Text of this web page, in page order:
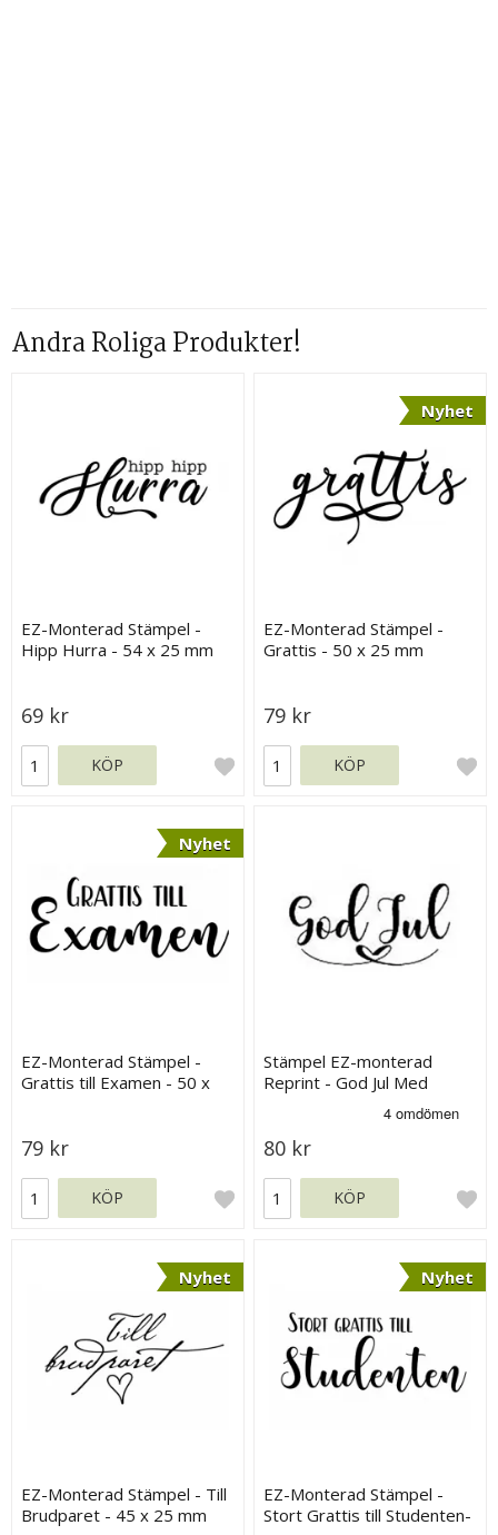
Andra Roliga Produkter!
EZ-Monterad Stämpel -
Hipp Hurra - 54 x 25 mm
69 kr
KÖP
Nyhet
EZ-Monterad Stämpel -
Grattis - 50 x 25 mm
79 kr
KÖP
Nyhet
EZ-Monterad Stämpel -
Grattis till Examen - 50 x
79 kr
KÖP
Stämpel EZ-monterad
Reprint - God Jul Med
80 kr
KÖP
Nyhet
EZ-Monterad Stämpel - Till
Brudparet - 45 x 25 mm
Nyhet
EZ-Monterad Stämpel -
Stort Grattis till Studenten-